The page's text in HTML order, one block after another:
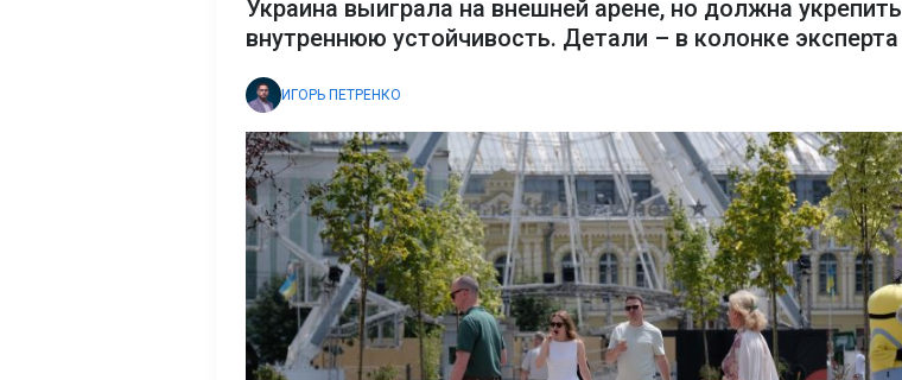
Украина выиграла на внешней арене, но должна укрепить
внутреннюю устойчивость. Детали – в колонке эксперта
ИГОРЬ ПЕТРЕНКО